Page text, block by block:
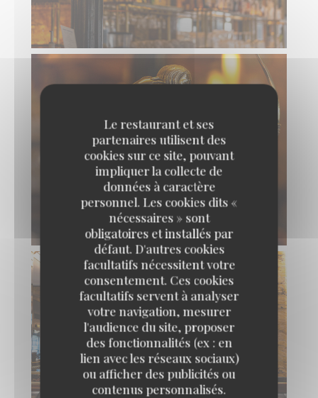
Le restaurant et ses
partenaires utilisent des
cookies sur ce site, pouvant
impliquer la collecte de
données à caractère
personnel. Les cookies dits «
nécessaires » sont
obligatoires et installés par
défaut. D'autres cookies
facultatifs nécessitent votre
consentement. Ces cookies
facultatifs servent à analyser
votre navigation, mesurer
l'audience du site, proposer
des fonctionnalités (ex : en
lien avec les réseaux sociaux)
ou afficher des publicités ou
contenus personnalisés.